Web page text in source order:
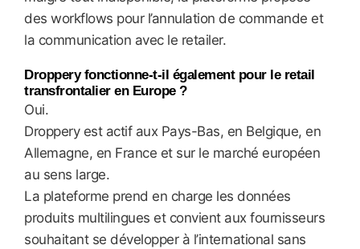
des workflows pour l’annulation de commande et
la communication avec le retailer.
Droppery fonctionne-t-il également pour le retail
transfrontalier en Europe ?
Oui.
Droppery est actif aux Pays-Bas, en Belgique, en
Allemagne, en France et sur le marché européen
au sens large.
La plateforme prend en charge les données
produits multilingues et convient aux fournisseurs
souhaitant se développer à l’international sans